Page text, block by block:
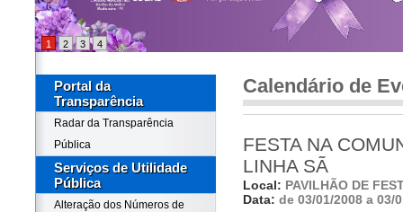
1 2 3 4
Portal da
Transparência
Radar da Transparência
Pública
Serviços de Utilidade
Pública
Alteração dos Números de
Calendário de
FESTA NA
LINHA SÃ
Local: PAVILHÃO DE
Data: de 03/01/2008 a 03/